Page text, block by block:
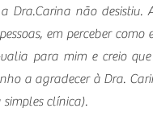
Dra.Carina não desistiu.
em perceber como
para mim e creio
a agradecer à Dra.
clínica).